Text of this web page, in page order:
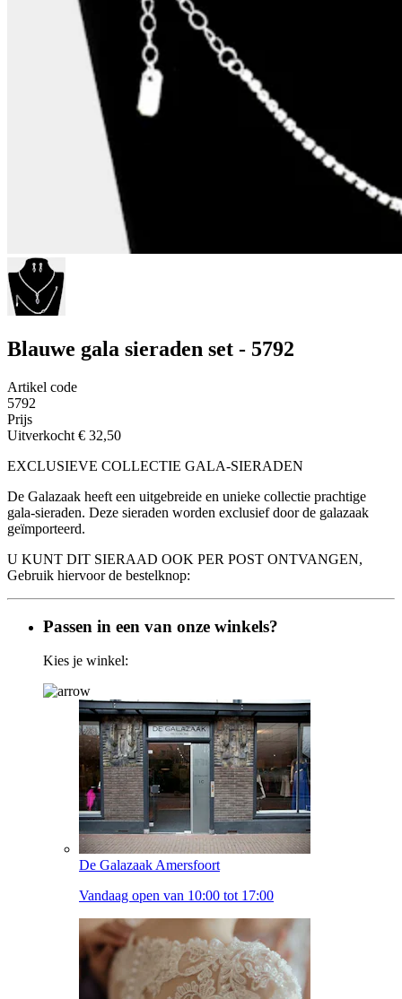
Blauwe gala sieraden set - 5792
Artikel code
5792
Prijs
Uitverkocht € 32,50
EXCLUSIEVE COLLECTIE GALA-SIERADEN
De Galazaak heeft een uitgebreide en unieke collectie prachtige
gala-sieraden. Deze sieraden worden exclusief door de galazaak
geïmporteerd.
U KUNT DIT SIERAAD OOK PER POST ONTVANGEN,
Gebruik hiervoor de bestelknop:
Passen in een van onze winkels?
Kies je winkel:
De Galazaak Amersfoort
Vandaag open van 10:00 tot 17:00